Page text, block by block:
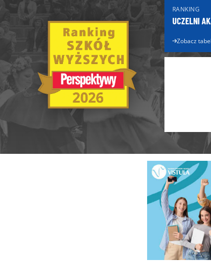
Aktualności edukacyjne
Ranking Szkół Wyższych 2025
Uczelnie akademickie
Niepubliczne magisterskie
Publiczne Zawodowe
RANKING
UCZELNI
Zobacz